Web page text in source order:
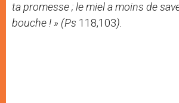
ta promesse ; le miel a moins de
bouche ! » (Ps 118,103).